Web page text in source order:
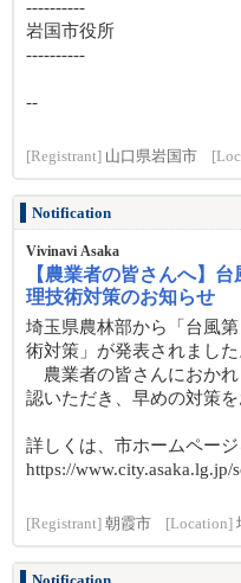
----------
岩国市役所
----------
--
[Registrant] 山口県岩国市
Notification
Vivinavi Asaka
【農業者の皆さんへ】
理技術対策のお知らせ
埼玉県農林部から「台風
術対策」が発表されました
農業者の皆さんにおか
認いただき、早めの対策を
詳しくは、市ホームページ
https://www.city.asaka.lg.jp/
[Registrant] 朝霞市 [Location]